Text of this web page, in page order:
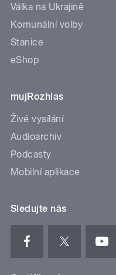
Válka na Ukrajině
Komunální volby
Stanice
eShop
mujRozhlas
Živé vysílání
Audioarchiv
Podcasty
Mobilní aplikace
Sledujte nás